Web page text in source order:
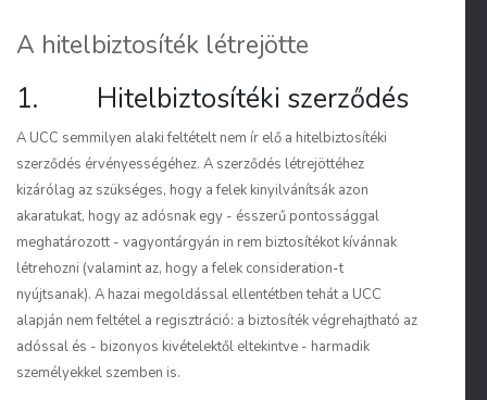
A hitelbiztosíték létrejötte
1. Hitelbiztosítéki szerződés
A UCC semmilyen alaki feltételt nem ír elő a hitelbiztosítéki
szerződés érvényességéhez. A szerződés létrejöttéhez
kizárólag az szükséges, hogy a felek kinyilvánítsák azon
akaratukat, hogy az adósnak egy - ésszerű pontossággal
meghatározott - vagyontárgyán in rem biztosítékot kívánnak
létrehozni (valamint az, hogy a felek consideration-t
nyújtsanak). A hazai megoldással ellentétben tehát a UCC
alapján nem feltétel a regisztráció: a biztosíték végrehajtható az
adóssal és - bizonyos kivételektől eltekintve - harmadik
személyekkel szemben is.